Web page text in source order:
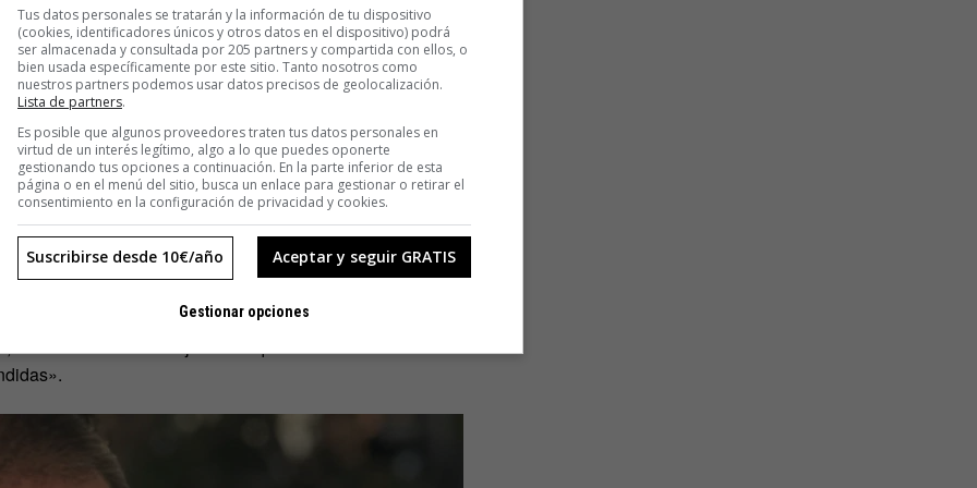
de todo tipo como, por ejemplo, una lista de lo
como esta: «En las cajas tiene que haber de todo.
Tus datos personales se tratarán y la información de tu dispositivo
(cookies, identificadores únicos y otros datos en el dispositivo) podrá
ser almacenada y consultada por 205 partners y compartida con ellos, o
bien usada específicamente por este sitio. Tanto nosotros como
nuestros partners podemos usar datos precisos de geolocalización.
Lista de partners.
Es posible que algunos proveedores traten tus datos personales en
virtud de un interés legítimo, algo a lo que puedes oponerte
gestionando tus opciones a continuación. En la parte inferior de esta
página o en el menú del sitio, busca un enlace para gestionar o retirar el
consentimiento en la configuración de privacidad y cookies.
Aceptar y seguir GRATIS
Suscribirse desde 10€/año
Gestionar opciones